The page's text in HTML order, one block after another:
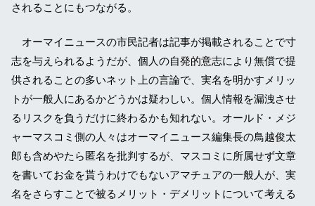
されることにもつながる。
オーマイニュースの市民記者は記事が掲載されることで寸
志を与えられるようだが、個人の自発的意志により無償で提
供されることの多いネット上の言論で、実名を明かすメリッ
トが一般人にあるかどうかは疑わしい。個人情報を漏洩させ
るリスクを負うだけに終わるかも知れない。オールド・メジ
ャーマスコミ側の人々はオーマイニュース編集長の鳥越俊太
郎も含めやたら匿名を批判するが、マスコミに所属せず文章
を書いてお金を貰うわけでもないアマチュアの一般人が、実
名をさらすことで被るメリット・デメリットについて考える